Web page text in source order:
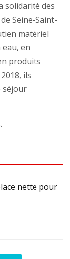
solidarité des
Seine-Saint-
matériel
eau, en
produits
ils
séjour
nette pour